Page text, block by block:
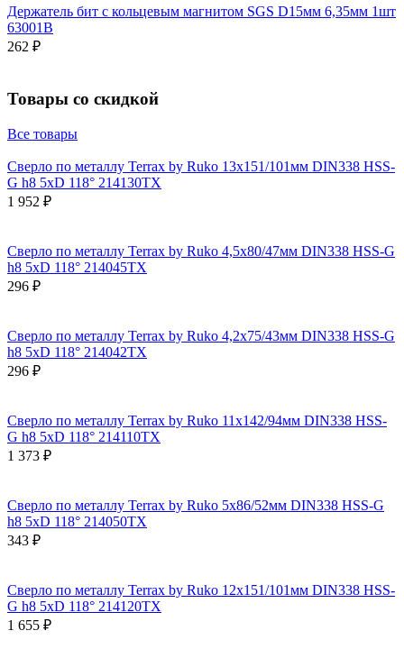
Держатель бит с кольцевым магнитом SGS D15мм 6,35мм 1шт
63001B
262 ₽
Товары со скидкой
Все товары
Сверло по металлу Terrax by Ruko 13x151/101мм DIN338 HSS-
G h8 5xD 118° 214130TX
1 952 ₽
Сверло по металлу Terrax by Ruko 4,5x80/47мм DIN338 HSS-G
h8 5xD 118° 214045TX
296 ₽
Сверло по металлу Terrax by Ruko 4,2x75/43мм DIN338 HSS-G
h8 5xD 118° 214042TX
296 ₽
Сверло по металлу Terrax by Ruko 11x142/94мм DIN338 HSS-
G h8 5xD 118° 214110TX
1 373 ₽
Сверло по металлу Terrax by Ruko 5x86/52мм DIN338 HSS-G
h8 5xD 118° 214050TX
343 ₽
Сверло по металлу Terrax by Ruko 12x151/101мм DIN338 HSS-
G h8 5xD 118° 214120TX
1 655 ₽